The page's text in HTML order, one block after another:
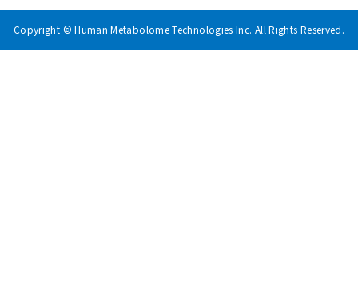
Copyright © Human Metabolome Technologies Inc. All Rights Reserved.